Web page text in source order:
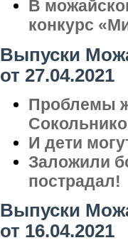
В
конкурс
Выпуски
от 27.04.2021
Проблемы
И дети
Заложили
пострадал!
Выпуски
от 16.04.2021